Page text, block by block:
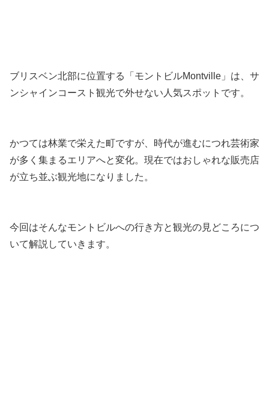
ブリスベン北部に位置する「モントビルMontville」は、サ
ンシャインコースト観光で外せない人気スポットです。
かつては林業で栄えた町ですが、時代が進むにつれ芸術家
が多く集まるエリアへと変化。現在ではおしゃれな販売店
が立ち並ぶ観光地になりました。
今回はそんなモントビルへの行き方と観光の見どころにつ
いて解説していきます。